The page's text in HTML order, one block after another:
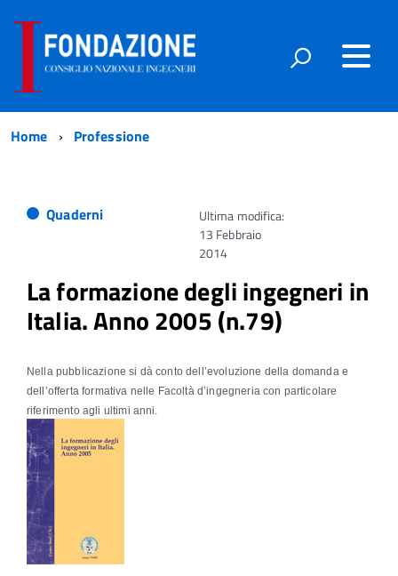
Home Professione
Quaderni
Ultima modifica:
13 Febbraio
2014
La formazione degli ingegneri in
Italia. Anno 2005 (n.79)
Nella pubblicazione si dà conto dell’evoluzione della domanda e
dell’offerta formativa nelle Facoltà d’ingegneria con particolare
riferimento agli ultimi anni.